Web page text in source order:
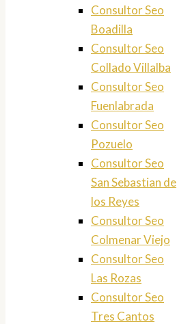
Consultor Seo
Boadilla
Consultor Seo
Collado Villalba
Consultor Seo
Fuenlabrada
Consultor Seo
Pozuelo
Consultor Seo
San Sebastian de
los Reyes
Consultor Seo
Colmenar Viejo
Consultor Seo
Las Rozas
Consultor Seo
Tres Cantos